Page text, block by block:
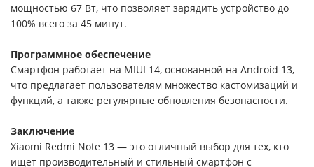
мощностью 67 Вт, что позволяет зарядить устройство до
100% всего за 45 минут.
Программное обеспечение
Смартфон работает на MIUI 14, основанной на Android 13,
что предлагает пользователям множество кастомизаций и
функций, а также регулярные обновления безопасности.
Заключение
Xiaomi Redmi Note 13 — это отличный выбор для тех, кто
ищет производительный и стильный смартфон с